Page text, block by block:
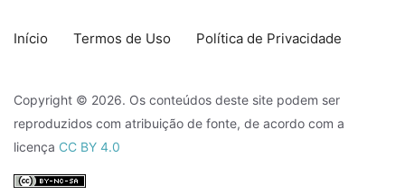
Início Termos de Uso Política de Privacidade
Copyright © 2026. Os conteúdos deste site podem ser
reproduzidos com atribuição de fonte, de acordo com a
licença CC BY 4.0